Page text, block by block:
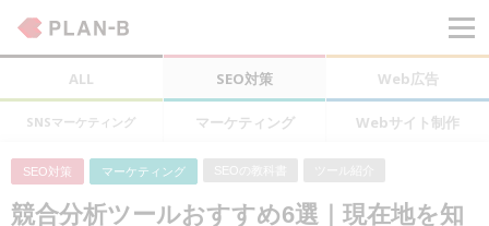
ALL SEO対策 Web広告
SNSマーケティング マーケティング Webサイト制作
SEO対策 マーケティング
競合分析ツールおすすめ6選｜現在地を知